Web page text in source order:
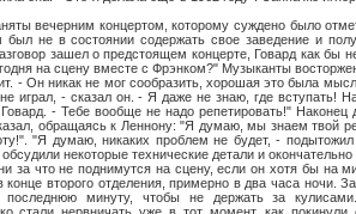
концертом, которому суждено было
не в состоянии содержать свое заведение и
зашел о предстоящем концерте, Говард как бы
на сцену вместе с Фрэнком?" Музыканты
- Он никак не мог сообразить, хорошая это была
играл, - сказал он. - Я даже не знаю, где вступать!
- Тебе вообще не надо репетировать!"
обращаясь к Леннону: "Я думаю, мы знаем твой
"Я думаю, никаких проблем не будет, -
некоторые технические детали и окончательно
не поднимутся на сцену, если он хотя бы на
второго отделения, примерно в два часа ночи.
минуту, чтобы не держать за